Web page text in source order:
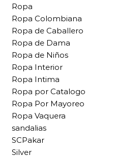
Ropa
Ropa Colombiana
Ropa de Caballero
Ropa de Dama
Ropa de Niños
Ropa Interior
Ropa Intima
Ropa por Catalogo
Ropa Por Mayoreo
Ropa Vaquera
sandalias
SCPakar
Silver